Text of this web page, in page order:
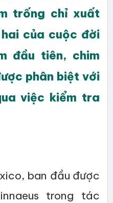
trống chỉ xuất
của cuộc đời
đầu tiên, chim
phân biệt với
việc kiểm tra
ban đầu được
trong tác